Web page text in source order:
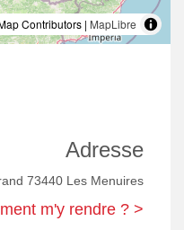
Contributors | MapLibre
Adresse
73440 Les Menuires
m'y rendre ? >